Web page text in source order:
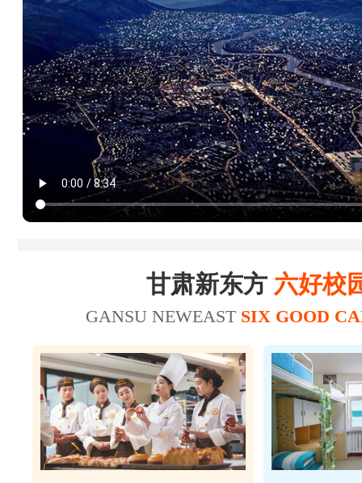
杜*龙
20 21
陈*财 23 25
赵*轩 25 26
17 20 美容师
张*禄 19 22
张*辉 16 19 美发师
18 21 美容师
甘肃新东方 六好校
GANSU NEWEASTSIX GOOD